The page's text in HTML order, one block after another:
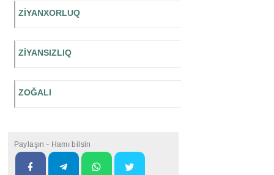
ZİYANXORLUQ
ZİYANSIZLIQ
ZOĞALI
Paylaşın - Hamı bilsin